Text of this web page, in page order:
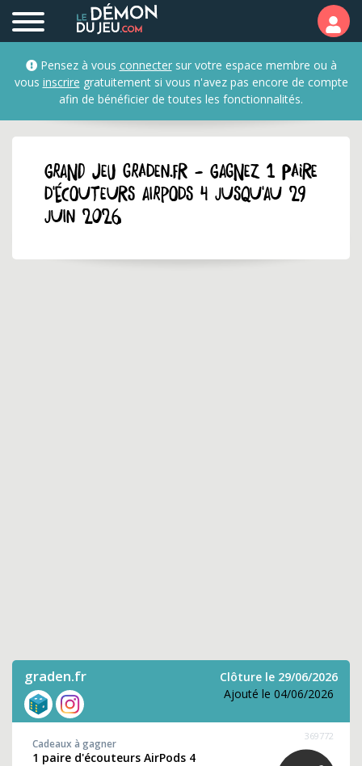
Pensez à vous connectersur votre espace membre ou à
vous inscrire gratuitement si vous n'avez pas encore de compte
afin de bénéficier de toutes les fonctionnalités.
GRAND JEU graden.fr - Gagnez 1 paire
d'écouteurs AirPods 4 jusqu'au 29
juin 2026
graden.fr
Clôture le 29/06/2026
Ajouté le 04/06/2026
369772
Cadeaux à gagner
1 paire d'écouteurs AirPods 4